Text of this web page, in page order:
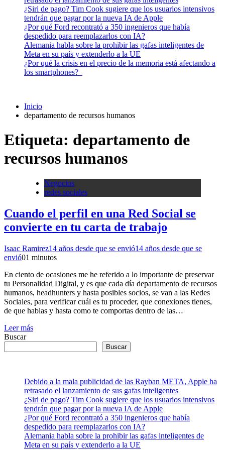
¿Siri de pago? Tim Cook sugiere que los usuarios intensivos
tendrán que pagar por la nueva IA de Apple
¿Por qué Ford recontrató a 350 ingenieros que había
despedido para reemplazarlos con IA?
Alemania habla sobre la prohibir las gafas inteligentes de
Meta en su país y extenderlo a la UE
¿Por qué la crisis en el precio de la memoria está afectando a
los smartphones?
Inicio
departamento de recursos humanos
Etiqueta: departamento de
recursos humanos
Negocios
redes sociales
Cuando el perfil en una Red Social se
convierte en tu carta de trabajo
Isaac Ramirez14 años desde que se envió14 años desde que se
envió01 minutos
En ciento de ocasiones me he referido a lo importante de preservar
tu Personalidad Digital, y es que cada día departamento de recursos
humanos, headhunters y hasta posibles socios, se van a las Redes
Sociales, para verificar cuál es tu proceder, que conexiones tienes,
de que hablas y hasta como te comportas dentro de las…
Leer más
Buscar
Buscar
Debido a la mala publicidad de las Rayban META, Apple ha
retrasado el lanzamiento de sus gafas inteligentes
¿Siri de pago? Tim Cook sugiere que los usuarios intensivos
tendrán que pagar por la nueva IA de Apple
¿Por qué Ford recontrató a 350 ingenieros que había
despedido para reemplazarlos con IA?
Alemania habla sobre la prohibir las gafas inteligentes de
Meta en su país y extenderlo a la UE